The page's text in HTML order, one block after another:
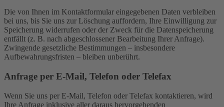
Die von Ihnen im Kontaktformular eingegebenen Daten verbleiben
bei uns, bis Sie uns zur Löschung auffordern, Ihre Einwilligung zur
Speicherung widerrufen oder der Zweck für die Datenspeicherung
entfällt (z. B. nach abgeschlossener Bearbeitung Ihrer Anfrage).
Zwingende gesetzliche Bestimmungen – insbesondere
Aufbewahrungsfristen – bleiben unberührt.
Anfrage per E-Mail, Telefon oder Telefax
Wenn Sie uns per E-Mail, Telefon oder Telefax kontaktieren, wird
Ihre Anfrage inklusive aller daraus hervorgehenden